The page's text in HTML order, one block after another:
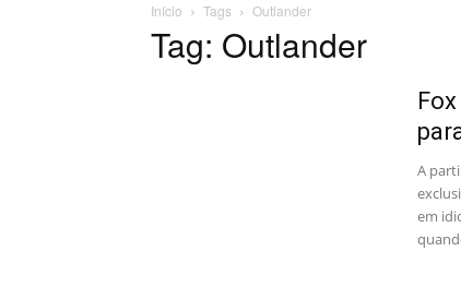
Início Tags Outlander
Tag: Outlander
A
em